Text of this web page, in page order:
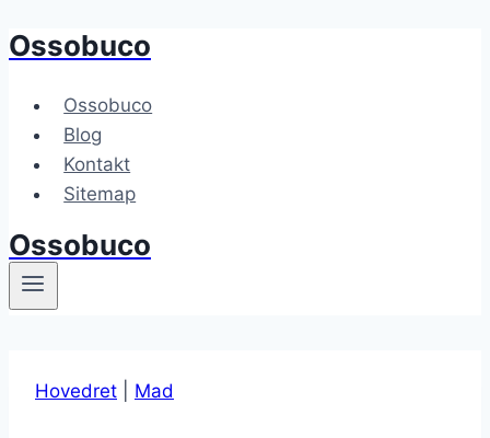
Fortsæt
indhold
Ossobuco
Ossobuco
Blog
Kontakt
Sitemap
Ossobuco
Hovedret Mad